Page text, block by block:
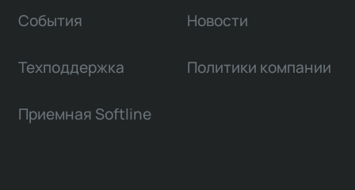
События Новости
Техподдержка Политики компании
Приемная Softline